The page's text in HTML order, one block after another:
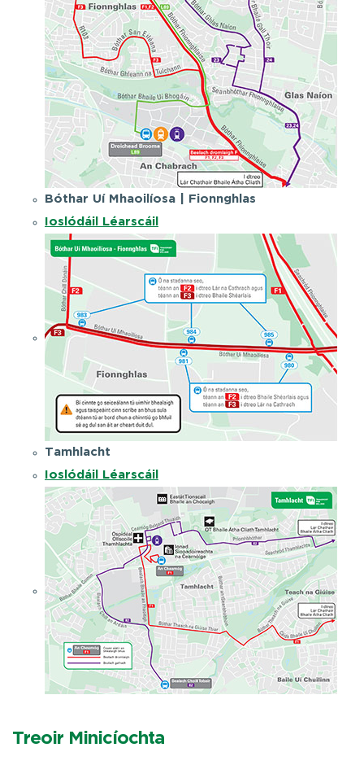
Bóthar Uí Mhaoilíosa | Fionnghlas
Ioslódáil Léarscáil
Tamhlacht
Ioslódáil Léarscáil
Treoir Minicíochta